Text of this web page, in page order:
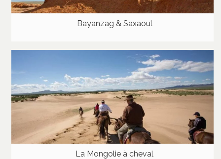
Bayanzag & Saxaoul
La Mongolie à cheval